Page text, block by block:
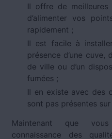
Il offre de meilleures
d’alimenter vos
rapidement ;
Il est facile à
présence d’une cuve,
de ville ou d’un
fumées ;
Il en existe avec des
sont pas présentes
Maintenant que
connaissance des